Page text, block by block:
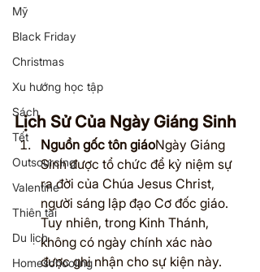
Mỹ
Black Friday
Christmas
Xu hướng học tập
Sách
Tết
Outsourcing
Valentine
Thiên tai
Du lịch
Homeschooling
Lịch Sử Của Ngày Giáng Sinh
Nguồn gốc tôn giáoNgày Giáng
Sinh được tổ chức để kỷ niệm sự
ra đời của Chúa Jesus Christ,
người sáng lập đạo Cơ đốc giáo.
Tuy nhiên, trong Kinh Thánh,
không có ngày chính xác nào
được ghi nhận cho sự kiện này.